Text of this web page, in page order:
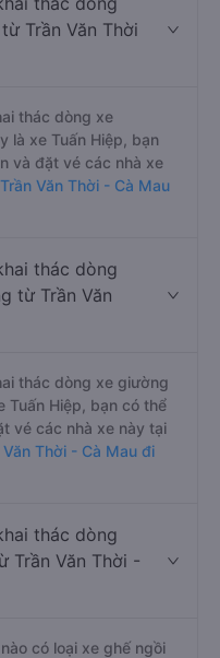
Trần Văn Thời
thác dòng xe
là xe Tuấn Hiệp, bạn
và đặt vé các nhà xe
Văn Thời - Cà Mau
thác dòng
từ Trần Văn
thác dòng xe giường
Tuấn Hiệp, bạn có thể
vé các nhà xe này tại
Thời - Cà Mau đi
thác dòng
Trần Văn Thời -
có loại xe ghế ngồi